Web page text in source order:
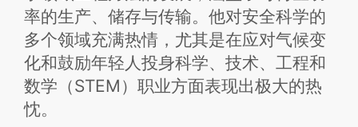
率的生产、储存与传输。他对安全科学的
多个领域充满热情，尤其是在应对气候变
化和鼓励年轻人投身科学、技术、工程和
数学（STEM）职业方面表现出极大的热
忱。